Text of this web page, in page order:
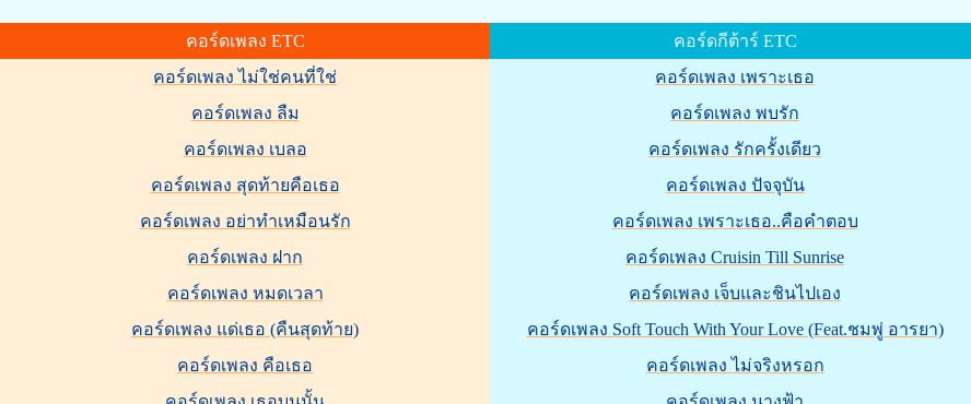
คอร์ดเพลง ETC
คอร์ดเพลง ไม่ใช่คนที่ใช่
คอร์ดเพลง ลืม
คอร์ดเพลง เบลอ
คอร์ดเพลง สุดท้ายคือเธอ
คอร์ดเพลง อย่าทำเหมือนรัก
คอร์ดเพลง ฝาก
คอร์ดเพลง หมดเวลา
คอร์ดเพลง แด่เธอ (คืนสุดท้าย)
คอร์ดเพลง คือเธอ
คอร์ดกีต้าร์ ETC
คอร์ดเพลง เพราะเธอ
คอร์ดเพลง พบรัก
คอร์ดเพลง รักครั้งเดียว
คอร์ดเพลง ปัจจุบัน
คอร์ดเพลง เพราะเธอ..คือคำตอบ
คอร์ดเพลง Cruisin Till Sunrise
คอร์ดเพลง เจ็บและชินไปเอง
คอร์ดเพลง Soft Touch With Your Love (Feat.ชมพู่ อารยา)
คอร์ดเพลง ไม่จริงหรอก